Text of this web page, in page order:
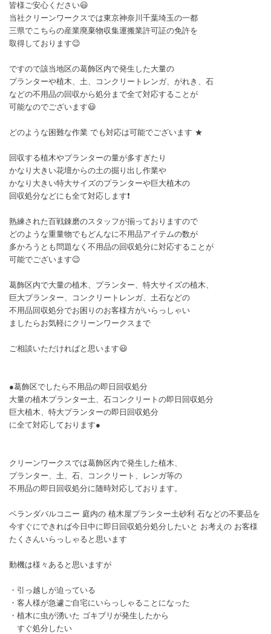
皆様ご安心ください😃
当社クリーンワークスでは東京神奈川千葉埼玉の一都
三県でこちらの産業廃棄物収集運搬業許可証の免許を
取得しております😉
ですので該当地区の葛飾区内で発生した大量の
プランターや植木、土、コンクリートレンガ、がれき、石
などの不用品の回収から処分まで全て対応することが
可能なのでございます😃
どのような困難な作業 でも対応は可能でございます ★
回収する植木やプランターの量が多すぎたり
かなり大きい花壇からの土の掘り出し作業や
かなり大きい特大サイズのプランターや巨大植木の
回収処分などにも全て対応します❗
熟練された百戦錬磨のスタッフが揃っておりますので
どのような重量物でもどんなに不用品アイテムの数が
多かろうとも問題なく不用品の回収処分に対応することが
可能でございます😉
葛飾区内で大量の植木、プランター、特大サイズの植木、
巨大プランター、コンクリートレンガ、土石などの
不用品回収処分でお困りのお客様方がいらっしゃい
ましたらお気軽にクリーンワークスまで
ご相談いただければと思います😃
●葛飾区でしたら不用品の即日回収処分
大量の植木プランター土、石コンクリートの即日回収処分
巨大植木、特大プランターの即日回収処分
に全て対応しております●
クリーンワークスでは葛飾区内で発生した植木、
プランター、土、石、コンクリート、レンガ等の
不用品の即日回収処分に随時対応しております。
ベランダバルコニー 庭内の 植木屋プランター土砂利 石などの不要品を
今すぐにできれば今日中に即日回収処分処分したいと お考えの お客様
たくさんいらっしゃると思います
動機は様々あると思いますが
・引っ越しが迫っている
・客人様が急遽ご自宅にいらっしゃることになった
・植木に虫が湧いた ゴキブリが発生したから
すぐ処分したい